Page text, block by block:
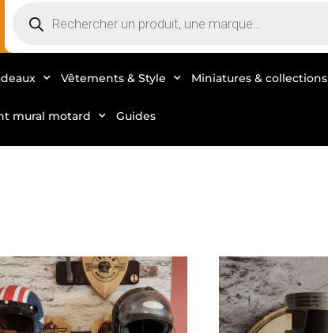
Vêtements & Style Miniatures & collections
mural motard Guides